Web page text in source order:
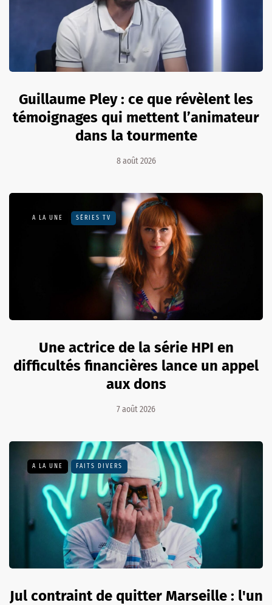
Guillaume Pley : ce que révèlent les
témoignages qui mettent l’animateur
dans la tourmente
8 août 2026
A LA UNE SÉRIES TV
Une actrice de la série HPI en
difficultés financières lance un appel
aux dons
7 août 2026
A LA UNE FAITS DIVERS
Jul contraint de quitter Marseille : l'un